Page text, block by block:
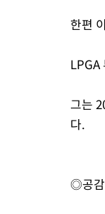
한편
LPGA
그는
다.
◎공감